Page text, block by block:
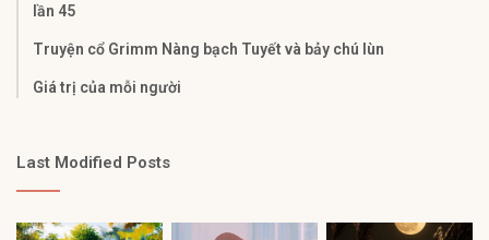
lần 45
Truyện cổ Grimm Nàng bạch Tuyết và bảy chú lùn
Giá trị của mỗi người
Last Modified Posts